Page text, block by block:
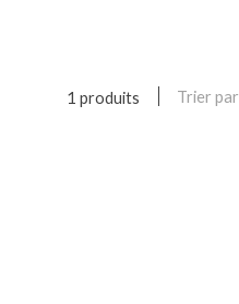
1 produits Trier par